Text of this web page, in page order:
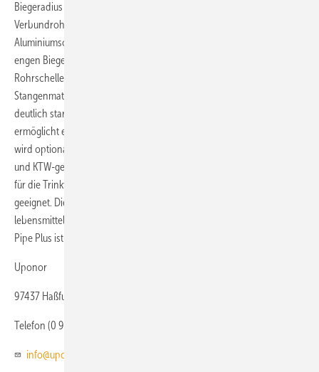
Biegeradius und deutlich geringere Rückstellkräfte gegenüber
Verbundrohren mit stumpf oder überlappend verschweißter
Aluminiumschicht verringern den Montageaufwand. Das Rohr ist bei
engen Biegeradien weniger knickempfindlich, zudem sind weniger
Rohrschellen als Haltepunkte zu montieren. Das Uni-Pipe-Plus-
Stangenmaterial wird mit einer Aluminiumschicht ausgestattet, die
deutlich starrer als bei herkömmlichen Verbundrohren ist. Dies
ermöglicht einen bis zu 30 % größeren Schellenabstand. Uni Pipe Plus
wird optional mit 0,035 W/(m K)-Dämmung geliefert und ist DVGW-
und KTW-geprüft und konform zur Trinkwasserverordnung universell
für die Trinkwasser-Installation sowie für Heiz- und Kühlrohrnetze
geeignet. Die Innen- und Außenschicht bestehen aus
lebensmittelechtem Polyethylen (PE-RT). Erkennungszeichen für Uni
Pipe Plus ist die blaue Innenfarbe.
Uponor
97437 Haßfurt
Telefon (0 95 21) 69 00
info@uponor.de